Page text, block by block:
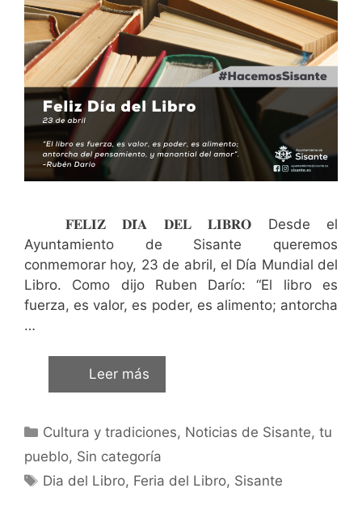
𝐅𝐄𝐋𝐈𝐙 𝐃𝐈́𝐀 𝐃𝐄𝐋 𝐋𝐈𝐁𝐑𝐎 Desde el
Ayuntamiento de Sisante queremos
conmemorar hoy, 23 de abril, el Día Mundial del
Libro. Como dijo Ruben Darío: “El libro es
fuerza, es valor, es poder, es alimento; antorcha
…
Leer más
Cultura y tradiciones, Noticias de Sisante, tu
pueblo, Sin categoría
Dia del Libro, Feria del Libro, Sisante